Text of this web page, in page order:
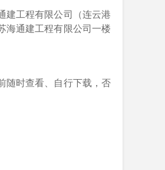
建工程有限公司（连云港
海通建工程有限公司一楼
随时查看、自行下载，否